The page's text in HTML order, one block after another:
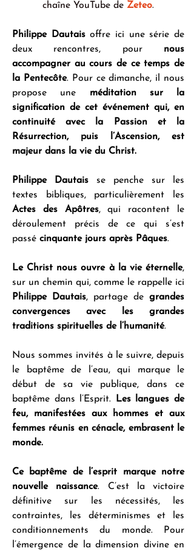
chaîne YouTube de Zeteo.
Philippe Dautais offre ici une série de
deux rencontres, pour nous
accompagner au cours de ce temps de
la Pentecôte. Pour ce dimanche, il nous
propose une méditation sur la
signification de cet événement qui, en
continuité avec la Passion et la
Résurrection, puis l’Ascension, est
majeur dans la vie du Christ.
Philippe Dautais se penche sur les
Actes des Apôtres, qui racontent le
déroulement précis de ce qui s’est
passé cinquante jours après Pâques.
Le Christ nous ouvre à la vie éternelle,
Philippe Dautais, partage de grandes
convergences avec les grandes
traditions spirituelles de l’humanité.
Nous sommes invités à le suivre, depuis
le baptême de l’eau, qui marque le
début de sa vie publique, dans ce
baptême dans l’Esprit. Les langues de
feu, manifestées aux hommes et aux
femmes réunis en cénacle, embrasent le
monde.
Ce baptême de l’esprit marque notre
nouvelle naissance. C’est la victoire
définitive sur les nécessités, les
contraintes, les déterminismes et les
conditionnements du monde. Pour
l’émergence de la dimension divine en